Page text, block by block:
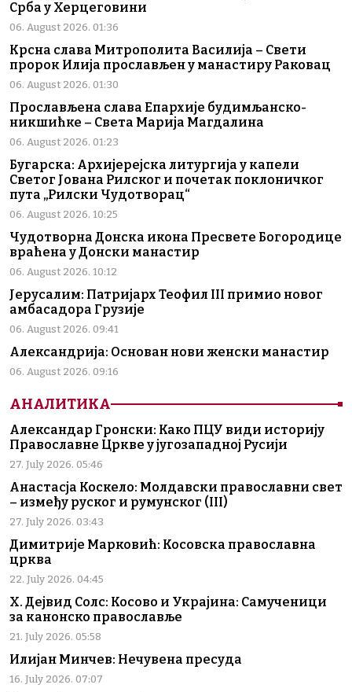
Срба у Херцеговини
06. August 2026. 01:36
Крсна слава Митрополита Василија – Свети
пророк Илија прослављен у манастиру Раковац
06. August 2026. 01:30
Прослављена слава Епархије будимљанско-
никшићке – Света Марија Магдалина
06. August 2026. 01:23
Бугарска: Архијерејска литургија у капели
Светог Јована Рилског и почетак поклоничког
пута „Рилски Чудотворац“
06. August 2026. 10:25
Чудотворна Донска икона Пресвете Богородице
враћена у Донски манастир
06. August 2026. 10:12
Јерусалим: Патријарх Теофил III примио новог
амбасадора Грузије
06. August 2026. 09:41
Александрија: Основан нови женски манастир
06. August 2026. 09:16
АНАЛИТИКА
Александар Гронски: Како ПЦУ види историју
Православне Цркве у југозападној Русији
27. July 2026. 05:46
Анастасја Коскело: Молдавски православни свет
– између руског и румунског (III)
27. July 2026. 03:43
Димитрије Марковић: Косовска православна
црква
22. July 2026. 04:45
Х. Дејвид Солс: Косово и Украјина: Самученици
за канонско православље
21. July 2026. 05:58
Илијан Минчев: Нечувена пресуда
16. July 2026. 07:07